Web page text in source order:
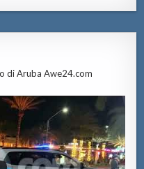
di Aruba Awe24.com